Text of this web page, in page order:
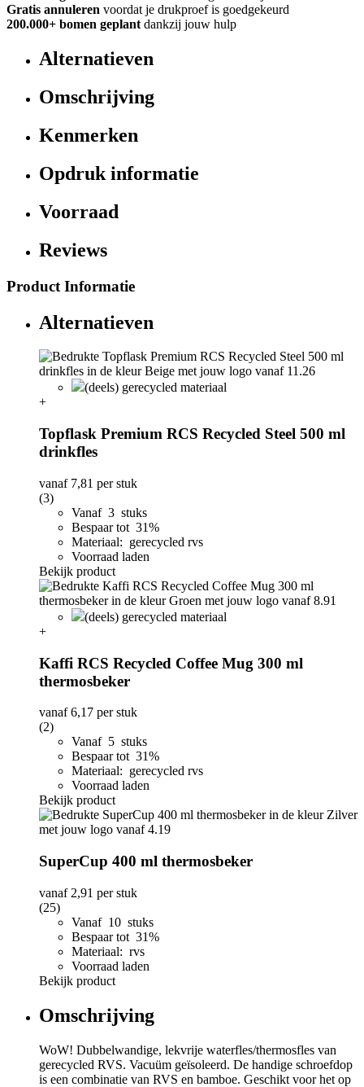
Gratis annuleren voordat je drukproef is goedgekeurd
200.000+ bomen geplant dankzij jouw hulp
Alternatieven
Omschrijving
Kenmerken
Opdruk informatie
Voorraad
Reviews
Product Informatie
Alternatieven
(deels) gerecycled materiaal
+
Topflask Premium RCS Recycled Steel 500 ml
drinkfles
vanaf 7,81 per stuk
(3)
Vanaf 3 stuks
Bespaar tot 31%
Materiaal: gerecycled rvs
Voorraad laden
Bekijk product
(deels) gerecycled materiaal
+
Kaffi RCS Recycled Coffee Mug 300 ml
thermosbeker
vanaf6,17 per stuk
(2)
Vanaf 5 stuks
Bespaar tot 31%
Materiaal: gerecycled rvs
Voorraad laden
Bekijk product
SuperCup 400 ml thermosbeker
vanaf 2,91 per stuk
(25)
Vanaf 10 stuks
Bespaar tot 31%
Materiaal: rvs
Voorraad laden
Bekijk product
Omschrijving
WoW! Dubbelwandige, lekvrije waterfles/thermosfles van
gerecycled RVS. Vacuüm geïsoleerd. De handige schroefdop
is een combinatie van RVS en bamboe. Geschikt voor het op